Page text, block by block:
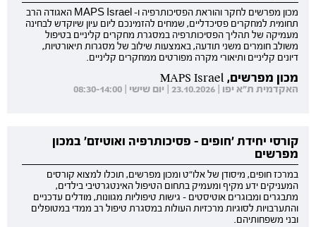
מכון מפרשים לחקר והוראת הפסיכותרפיה ו- MAPS Israel האגודה הרב
תחומית למחקרים פסיכדליים, שמחים להזמינכם ליום עיון שיוקדש לבחינה
מעמיקה של תהליך הפסיכותרפיה במסגרת מחקרים קליניים בטיפול
משולב חומרים משני תודעה, באמצעות שילוב של מסגרות תיאורטיות,
דיונים קליניים ותיאורי מקרה מפורטים ממחקרים קליניים.
מכון מפרשים, MAPS Israel
האקדמית ת"א יפו | 23.10.2026 | יום שישי | 08:30-14:00
קורסי יחידת 'חופים - פסיכותרפיה ואוטיזם' במכון
מפרשים
במרכז חופים, מיסודן של אלו"ט ומכון מפרשים, תוכלו למצוא קורסים
המעניקים ידע מקיף ומעמיק בתחום הטיפול האינטגרטיבי בילדים,
מתבגרים ומבוגרים אוטיסטים - גישות טיפוליות מגוונות, מודלים עדכניים
והתערבויות לסוגיות מרכזיות העולות במסגרת טיפול רב ממדי במטופלים
ובני משפחותיהם.